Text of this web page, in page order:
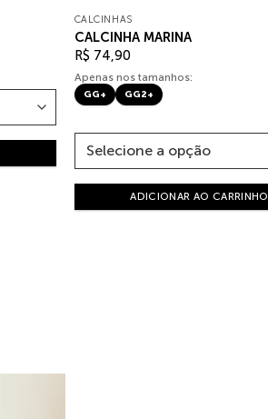
CALCINHAS
CALCINHA MARINA
R$ 74,90
Apenas nos tamanhos:
GG+ GG2+
ADICIONAR AO CARRINHO